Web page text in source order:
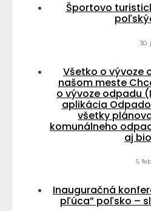
Športovo
30.
Všetko o vývoze
našom meste
o vývoze odpadu
aplikácia
všetky
komunálneho
aj
5.
Inauguračná
pľúca” poľsko –